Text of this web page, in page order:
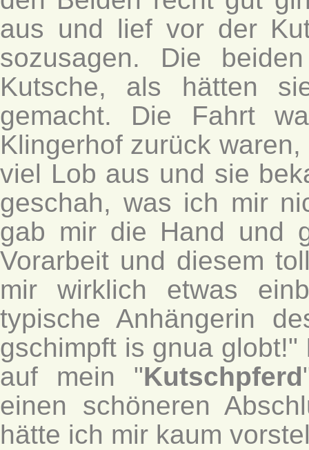
aus und lief vor der
sozusagen. Die
Kutsche, als hätten
gemacht. Die Fahrt
Klingerhof zurück
viel Lob aus und sie
geschah, was ich mir
gab mir die Hand und
Vorarbeit und diesem
mir wirklich etwas
typische Anhängerin
gschimpft is gnua
auf mein "Kutschpferd
einen schöneren
hätte ich mir kaum